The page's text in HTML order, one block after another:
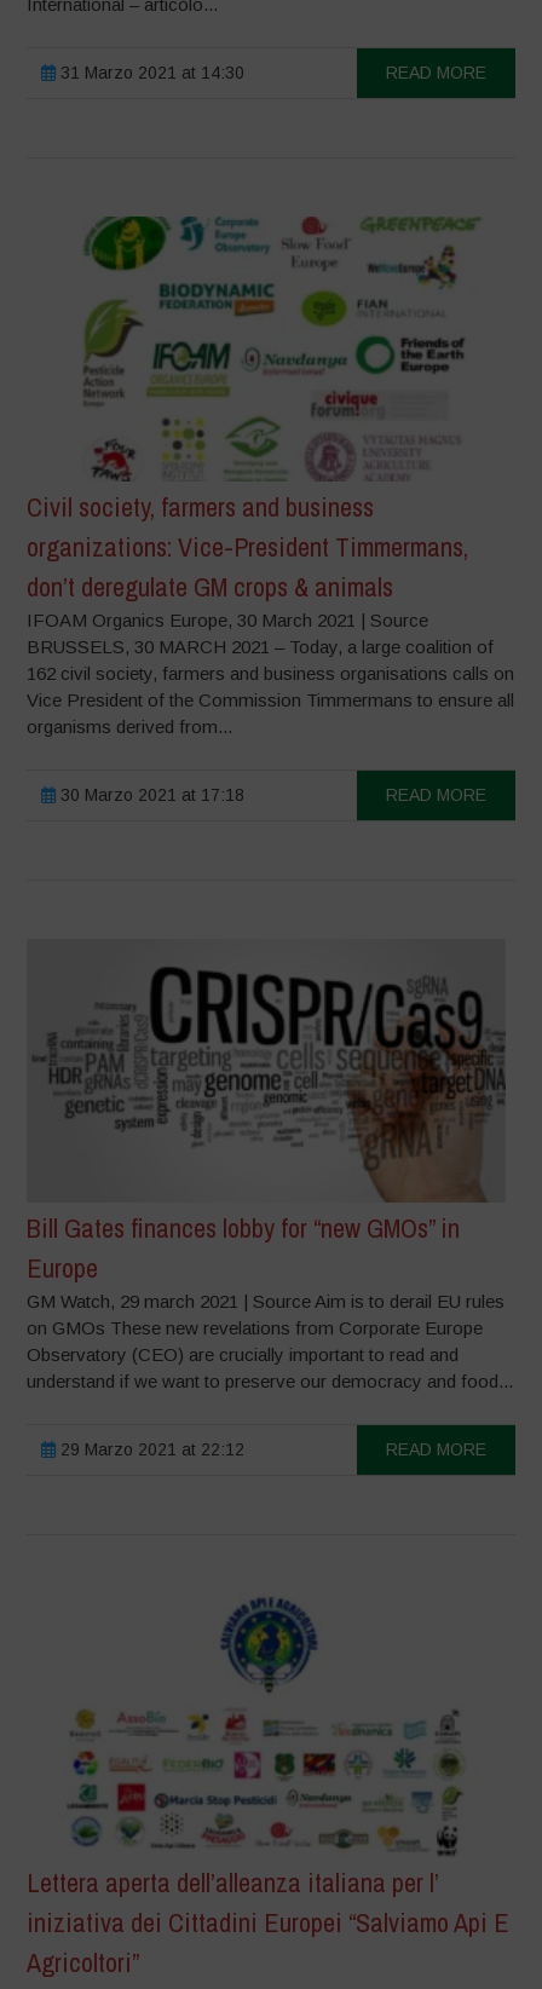
International – articolo...
31 Marzo 2021 at 14:30 READ MORE
Civil society, farmers and business
organizations: Vice-President Timmermans,
don’t deregulate GM crops & animals
IFOAM Organics Europe, 30 March 2021 | Source
BRUSSELS, 30 MARCH 2021 – Today, a large coalition of
162 civil society, farmers and business organisations calls on
Vice President of the Commission Timmermans to ensure all
organisms derived from...
30 Marzo 2021 at 17:18 READ MORE
Bill Gates finances lobby for “new GMOs” in
Europe
GM Watch, 29 march 2021 | Source Aim is to derail EU rules
on GMOs These new revelations from Corporate Europe
Observatory (CEO) are crucially important to read and
understand if we want to preserve our democracy and food...
29 Marzo 2021 at 22:12 READ MORE
Lettera aperta dell’alleanza italiana per l’
iniziativa dei Cittadini Europei “Salviamo Api E
Agricoltori”